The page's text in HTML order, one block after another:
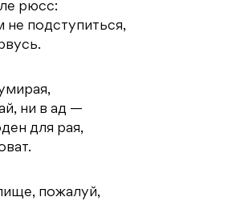
рюсс:
не подступиться,
ни в ад —
для рая,
пожалуй,